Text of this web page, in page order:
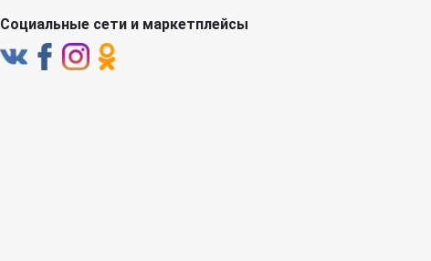
Социальные сети и маркетплейсы